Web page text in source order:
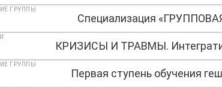
Специализация
ГРУППЫ
КРИЗИСЫ И ТРАВМЫ.
Первая ступень обучения
ГРУППЫ